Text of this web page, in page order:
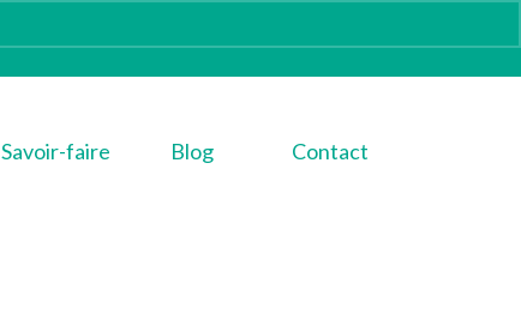
Savoir-faire Blog Contact